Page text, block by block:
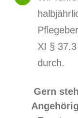
XI §
durch.
Gern